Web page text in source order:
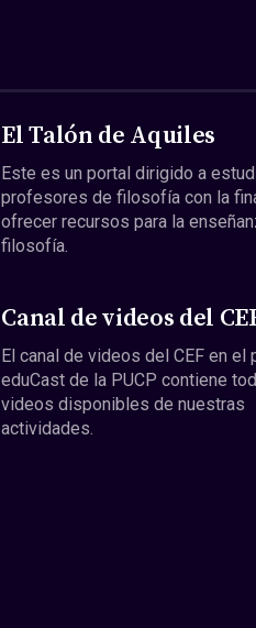
El Talón de Aquiles
Este es un portal dirigido a
profesores de filosofía con la
ofrecer recursos para la
filosofía.
Canal de videos del
El canal de videos del CEF en el
eduCast de la PUCP contiene
videos disponibles de nuestras
actividades.